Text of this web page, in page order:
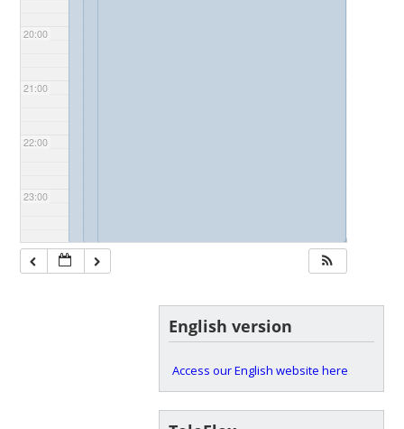
20:00
21:00
22:00
23:00
◢◢
English version
Access our English website here